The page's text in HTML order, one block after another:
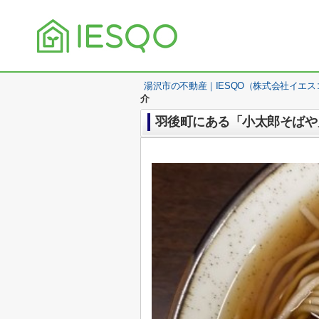
湯沢市の不動産｜IESQO（株式会社イエス
介
羽後町にある「小太郎そば